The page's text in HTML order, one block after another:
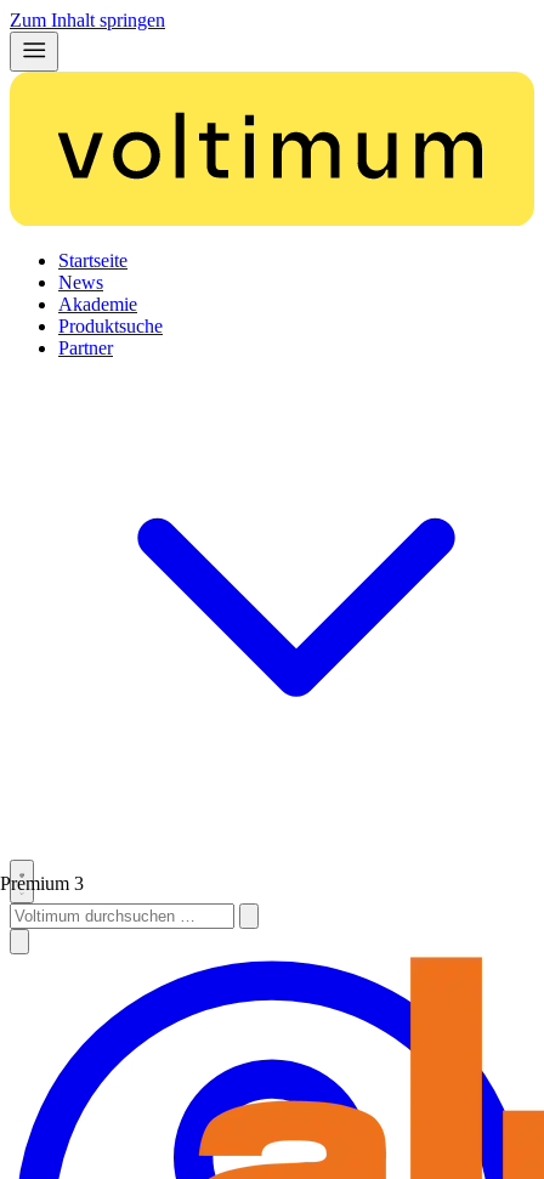
Zum Inhalt springen
Startseite
News
Akademie
Produktsuche
Partner
Premium 3